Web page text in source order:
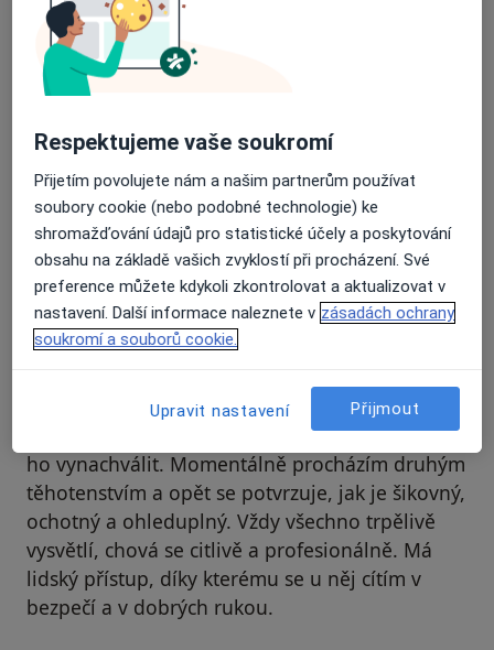
Recenze pacientů jsou pro nás důležité.
Specialisté nemají možnost zaplatit za
odstranění nebo změnu recenze pacienta.
Hledejte v názorech
K panu doktorovi chodím už 11 let a nemůžu si
ho vynachválit. Momentálně procházím druhým
těhotenstvím a opět se potvrzuje, jak je šikovný,
ochotný a ohleduplný. Vždy všechno trpělivě
vysvětlí, chová se citlivě a profesionálně. Má
lidský přístup, díky kterému se u něj cítím v
bezpečí a v dobrých rukou.
Respektujeme vaše soukromí
Přijetím povolujete nám a našim partnerům používat
soubory cookie (nebo podobné technologie) ke
shromažďování údajů pro statistické účely a poskytování
obsahu na základě vašich zvyklostí při procházení. Své
preference můžete kdykoli zkontrolovat a aktualizovat v
nastavení. Další informace naleznete v zásadách ochrany
soukromí a souborů cookie.
Upravit nastavení Přijmout